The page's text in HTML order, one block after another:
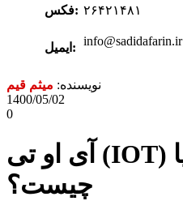
فکس: ۲۶۴۲۱۴۸۱
ایمیل: info@sadidafarin.ir
نویسنده: میثم قیم
1400/05/02
0
آی او تی (IOT) یا اینترنت اشیا
چیست؟